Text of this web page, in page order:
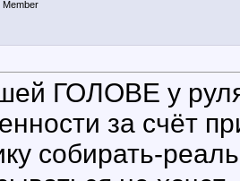
Member
ГОЛОВЕ у
за счёт
собирать-